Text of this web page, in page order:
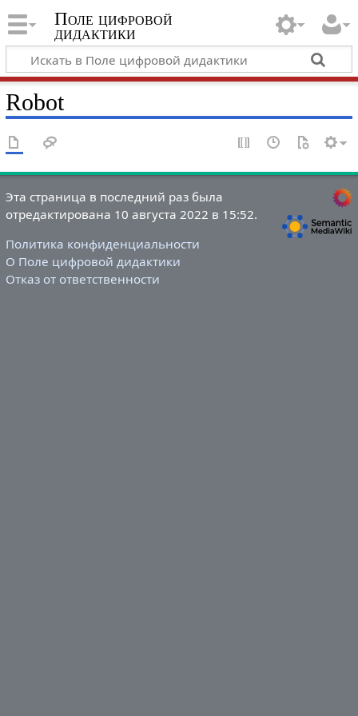
Поле цифровой
дидактики
Robot
Эта страница в последний раз была
отредактирована 10 августа 2022 в 15:52.
Политика конфиденциальности
О Поле цифровой дидактики
Отказ от ответственности